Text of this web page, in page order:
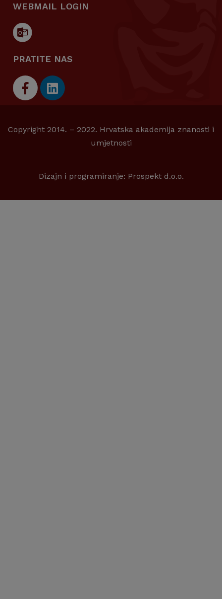
WEBMAIL LOGIN
PRATITE NAS
Copyright 2014. – 2022. Hrvatska akademija znanosti i
umjetnosti
Dizajn i programiranje: Prospekt d.o.o.